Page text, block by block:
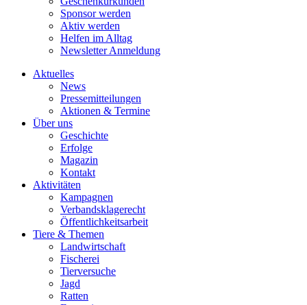
Sponsor werden
Aktiv werden
Helfen im Alltag
Newsletter Anmeldung
Aktuelles
News
Pressemitteilungen
Aktionen & Termine
Über uns
Geschichte
Erfolge
Magazin
Kontakt
Aktivitäten
Kampagnen
Verbandsklagerecht
Öffentlichkeitsarbeit
Tiere & Themen
Landwirtschaft
Fischerei
Tierversuche
Jagd
Ratten